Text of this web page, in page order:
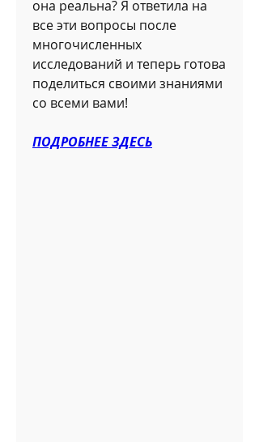
она реальна? Я ответила на
все эти вопросы после
многочисленных
исследований и теперь готова
поделиться своими знаниями
со всеми вами!
ПОДРОБНЕЕ ЗДЕСЬ